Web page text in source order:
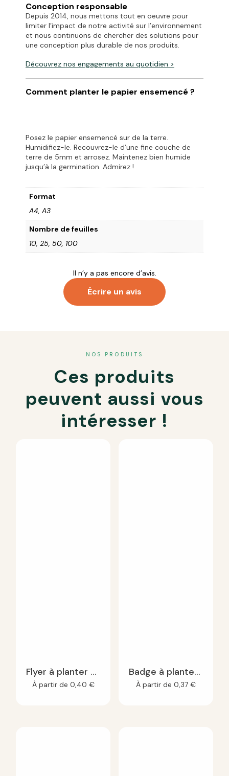
Conception responsable
Depuis 2014, nous mettons tout en oeuvre pour
limiter l’impact de notre activité sur l’environnement
et nous continuons de chercher des solutions pour
une conception plus durable de nos produits.
Découvrez nos engagements au quotidien >
Comment planter le papier ensemencé ?
Posez le papier ensemencé sur de la terre.
Humidifiez-le. Recouvrez-le d’une fine couche de
terre de 5mm et arrosez. Maintenez bien humide
jusqu’à la germination. Admirez !
Format
A4, A3
Nombre de feuilles
10, 25, 50, 100
Il n’y a pas encore d’avis.
Écrire un avis
obligatoires sont indiqués avec*
*
NOS PRODUITS
Ces produits
peuvent aussi vous
intéresser !
Flyer à planter A5
À partir de 0,40 €
Badge à planter A7
À partir de 0,37 €